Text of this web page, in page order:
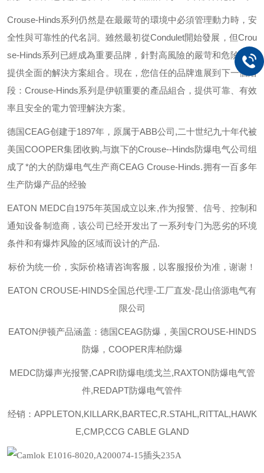
Crouse-Hinds系列仍然是在最嚴苛的環境中必須管理動力時，安
全性與可靠性的代名詞。雖然最初從Condulet開始發展，但Crou
se-Hinds系列已經成為重要品牌，針對高風險的嚴苛和危險環境
提供全面的解決方案組合。現在，您信任的品牌進展到下一個階
段：Crouse-Hinds系列是伊頓重要的產品組合，提供可靠、有效
率且安全的電力管理解決方案。
德国CEAG创建于1897年，原属于ABB公司,二十世纪九十年代被
美国COOPER集团收购,与旗下的Crouse--Hinds防爆电气公司组
成了*的大的防爆电气生产商CEAG Crouse-Hinds.拥有一百多年
生产防爆产品的经验
EATON MEDC自1975年英国成立以来,作为报警、信号、控制和
通知设备制造商，该公司已经开发出了一系列专门为恶劣的环境
条件和有爆炸风险的区域而设计的产品.
标价为统一价，实际价格请咨询客服，以客服报价为准，谢谢！
EATON CROUSE-HINDS全国总代理-工厂直发-昆山倍源电气有
限公司
EATON伊顿产品涵盖：德国CEAG防爆，美国CROUSE-HINDS
防爆，COOPER库柏防爆
MEDC防爆声光报警,CAPRI防爆电缆戈兰,RAXTON防爆电气管
件,REDAPT防爆电气管件
经销：APPLETON,KILLARK,BARTEC,R.STAHL,RITTAL,HAWK
E,CMP,CCG CABLE GLAND